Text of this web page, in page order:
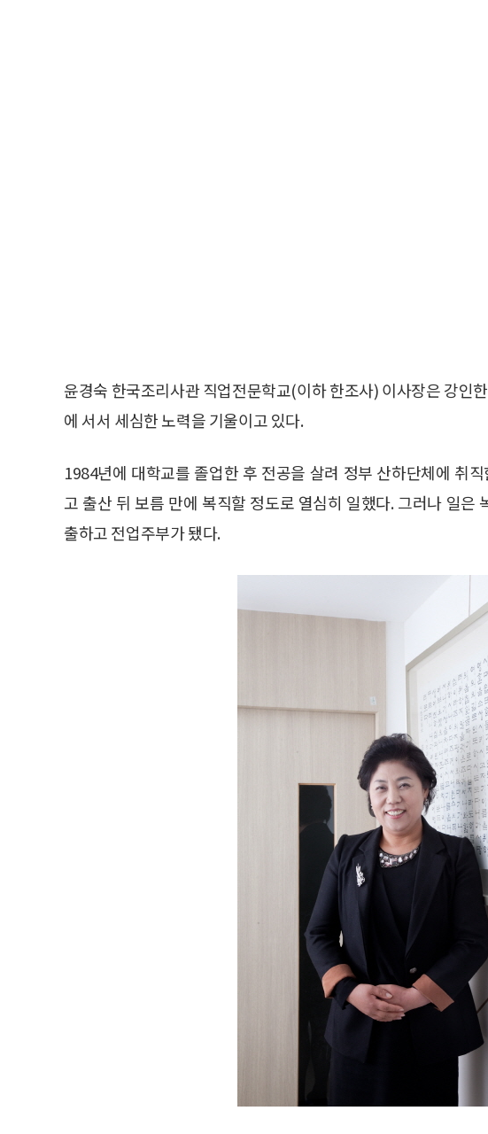
윤경숙 한국조리사관 직업전문학교(이하 한조사) 이사장은 강인
에 서서 세심한 노력을 기울이고 있다.
1984년에 대학교를 졸업한 후 전공을 살려 정부 산하단체에 취
고 출산 뒤 보름 만에 복직할 정도로 열심히 일했다. 그러나 일은
출하고 전업주부가 됐다.